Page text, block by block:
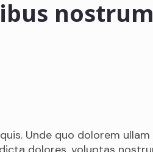
Unde quo dolorem